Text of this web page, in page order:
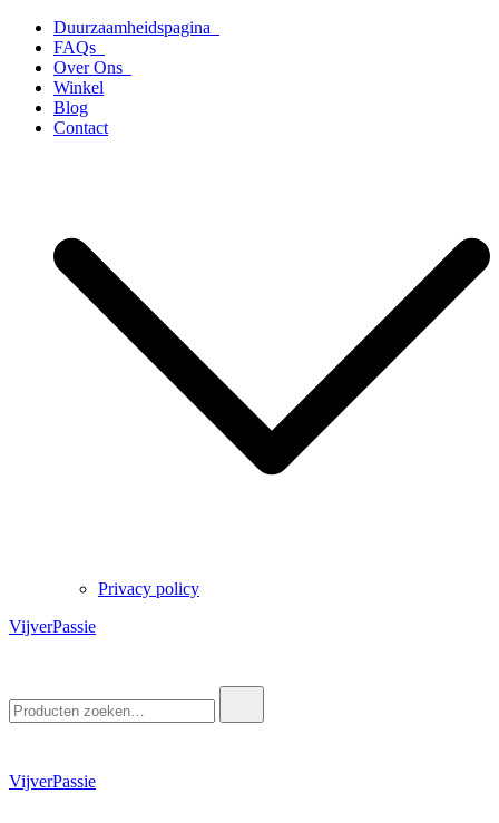
naar
inhoud
Duurzaamheidspagina
FAQs
Over Ons
Winkel
Blog
Contact
Privacy policy
VijverPassie
naar:
VijverPassie